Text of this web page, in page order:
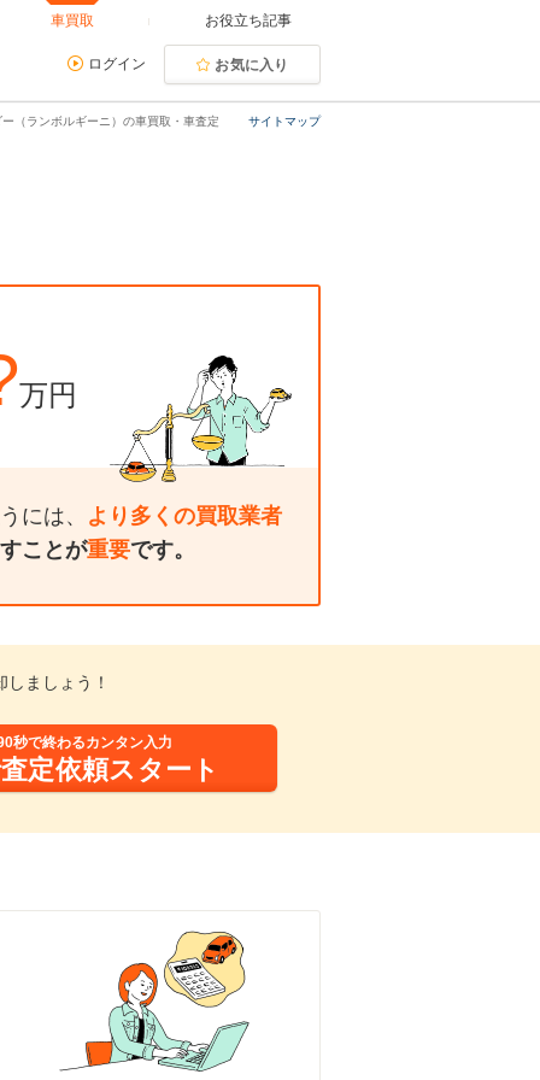
車買取 お役立ち記事
ログイン お気に入り
サイトマップ
（ランボルギーニ）の車買取・車査定
万円
には、 より多くの買取業者
ことが重要です。
ましょう！
秒で終わるカンタン入力
定依頼スタート